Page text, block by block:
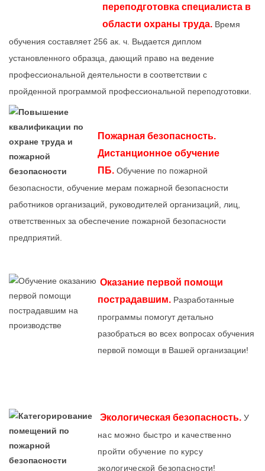
переподготовка специалиста в
области охраны труда. Время
обучения составляет 256 ак. ч. Выдается диплом
установленного образца, дающий право на ведение
профессиональной деятельности в соответствии с
пройденной программой профессиональной переподготовки.
Пожарная безопасность.
Дистанционное обучение
ПБ. Обучение по пожарной
безопасности, обучение мерам пожарной безопасности
работников организаций, руководителей организаций, лиц,
ответственных за обеспечение пожарной безопасности
предприятий.
Оказание первой помощи
пострадавшим. Разработанные
программы помогут детально
разобраться во всех вопросах обучения
первой помощи в Вашей организации!
Экологическая безопасность. У
нас можно быстро и качественно
пройти обучение по курсу
экологической безопасности!